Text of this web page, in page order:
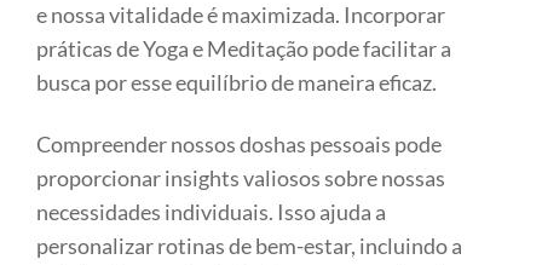
e nossa vitalidade é maximizada. Incorporar
práticas de Yoga e Meditação pode facilitar a
busca por esse equilíbrio de maneira eficaz.
Compreender nossos doshas pessoais pode
proporcionar insights valiosos sobre nossas
necessidades individuais. Isso ajuda a
personalizar rotinas de bem-estar, incluindo a